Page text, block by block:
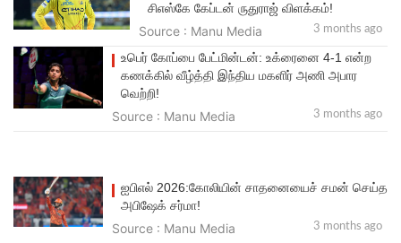
சிஎஸ்கே கேப்டன் ருதுராஜ் விளக்கம்!
Source : Manu Media 3 months ago
உபெர் கோப்பை பேட்மின்டன்: உக்ரைனை 4-1 என்ற
கணக்கில் வீழ்த்தி இந்திய மகளிர் அணி அபார
வெற்றி!
Source : Manu Media 3 months ago
ஐபிஎல் 2026:கோலியின் சாதனையைச் சமன் செய்த
அபிஷேக் சர்மா!
Source : Manu Media 3 months ago